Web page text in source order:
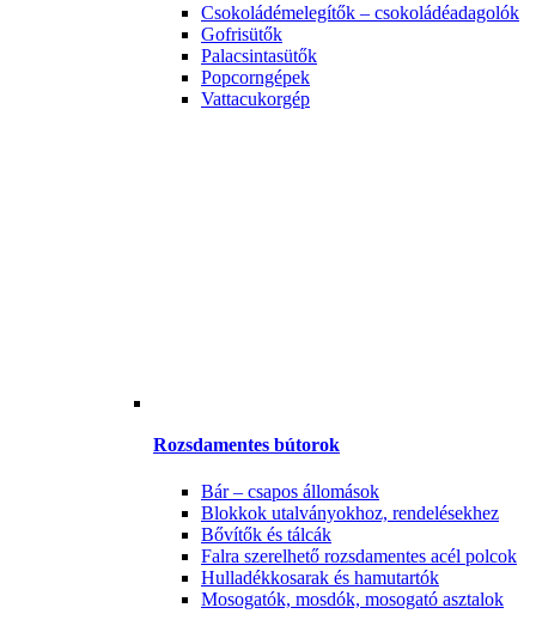
Csokoládémelegítők – csokoládéadagolók
Gofrisütők
Palacsintasütők
Popcorngépek
Vattacukorgép
Rozsdamentes bútorok
Bár – csapos állomások
Blokkok utalványokhoz, rendelésekhez
Bővítők és tálcák
Falra szerelhető rozsdamentes acél polcok
Hulladékkosarak és hamutartók
Mosogatók, mosdók, mosogató asztalok